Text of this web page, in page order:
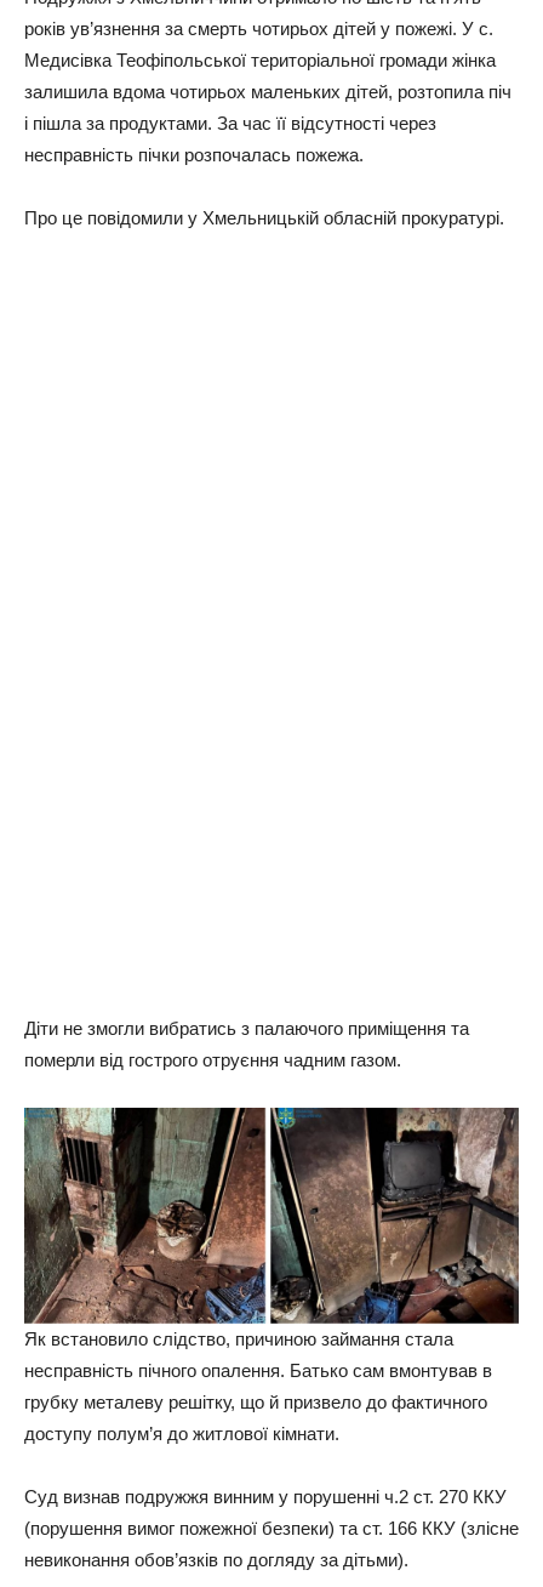
років ув’язнення за смерть чотирьох дітей у пожежі. У с.
Медисівка Теофіпольської територіальної громади жінка
залишила вдома чотирьох маленьких дітей, розтопила піч
і пішла за продуктами. За час її відсутності через
несправність пічки розпочалась пожежа.
Про це повідомили у Хмельницькій обласній прокуратурі.
Діти не змогли вибратись з палаючого приміщення та
померли від гострого отруєння чадним газом.
Як встановило слідство, причиною займання стала
несправність пічного опалення. Батько сам вмонтував в
грубку металеву решітку, що й призвело до фактичного
доступу полум’я до житлової кімнати.
Суд визнав подружжя винним у порушенні ч.2 ст. 270 ККУ
(порушення вимог пожежної безпеки) та ст. 166 ККУ (злісне
невиконання обов’язків по догляду за дітьми).